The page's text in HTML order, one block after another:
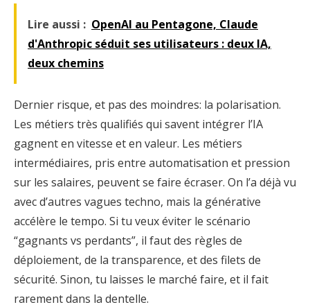
Lire aussi : OpenAI au Pentagone, Claude
d'Anthropic séduit ses utilisateurs : deux IA,
deux chemins
Dernier risque, et pas des moindres: la polarisation.
Les métiers très qualifiés qui savent intégrer l’IA
gagnent en vitesse et en valeur. Les métiers
intermédiaires, pris entre automatisation et pression
sur les salaires, peuvent se faire écraser. On l’a déjà vu
avec d’autres vagues techno, mais la générative
accélère le tempo. Si tu veux éviter le scénario
“gagnants vs perdants”, il faut des règles de
déploiement, de la transparence, et des filets de
sécurité. Sinon, tu laisses le marché faire, et il fait
rarement dans la dentelle.